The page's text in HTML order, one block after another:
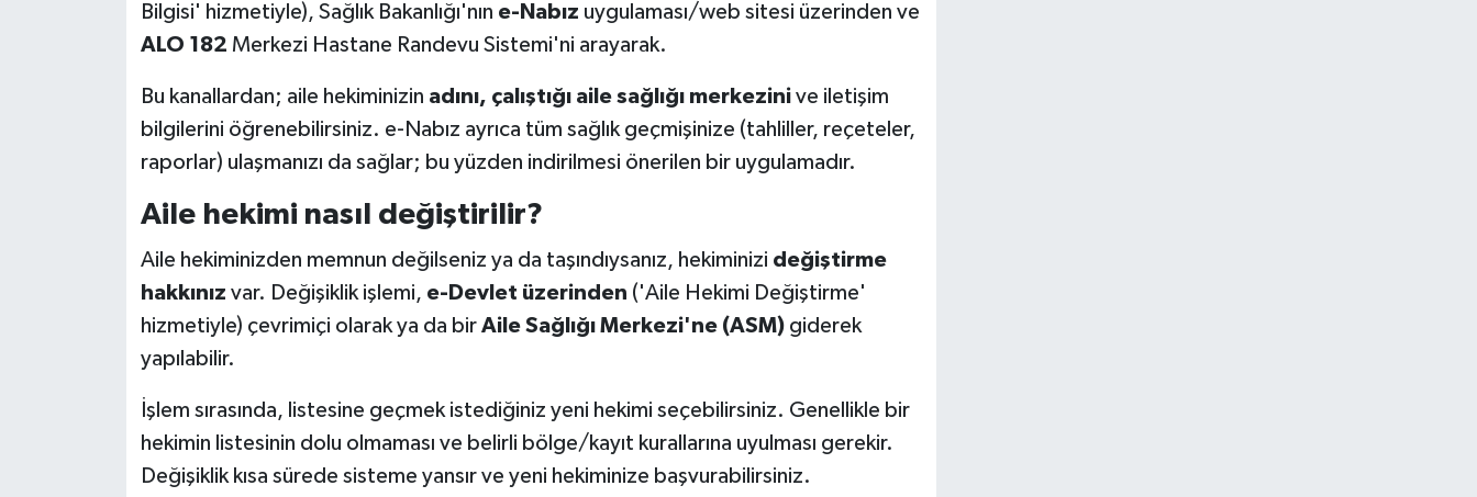
Bilgisi' hizmetiyle), Sağlık Bakanlığı'nın e-Nabız uygulaması/web sitesi üzerinden ve
ALO 182 Merkezi Hastane Randevu Sistemi'ni arayarak.
Bu kanallardan; aile hekiminizin adını, çalıştığı aile sağlığı merkezinive iletişim
bilgilerini öğrenebilirsiniz. e-Nabız ayrıca tüm sağlık geçmişinize (tahliller, reçeteler,
raporlar) ulaşmanızı da sağlar; bu yüzden indirilmesi önerilen bir uygulamadır.
Aile hekimi nasıl değiştirilir?
Aile hekiminizden memnun değilseniz ya da taşındıysanız, hekiminizi değiştirme
hakkınız var. Değişiklik işlemi, e-Devlet üzerinden ('Aile Hekimi Değiştirme'
hizmetiyle) çevrimiçi olarak ya da bir Aile Sağlığı Merkezi'ne (ASM)giderek
yapılabilir.
İşlem sırasında, listesine geçmek istediğiniz yeni hekimi seçebilirsiniz. Genellikle bir
hekimin listesinin dolu olmaması ve belirli bölge/kayıt kurallarına uyulması gerekir.
Değişiklik kısa sürede sisteme yansır ve yeni hekiminize başvurabilirsiniz.